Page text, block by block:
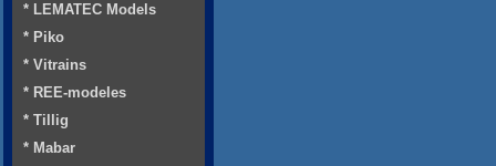
* LEMATEC Models
* Piko
* Vitrains
* REE-modeles
* Tillig
* Mabar